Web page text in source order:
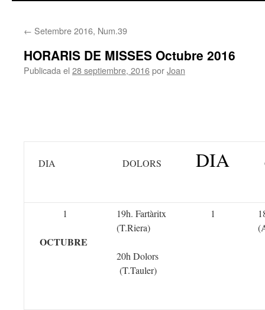
← Setembre 2016, Num.39
HORARIS DE MISSES Octubre 2016
Publicada el 28 septiembre, 2016porJoan
DIA DOLORS DIA
1
OCTUBRE
19h. Fartàritx
(T.Riera)
20h Dolors
(T.Tauler)
1